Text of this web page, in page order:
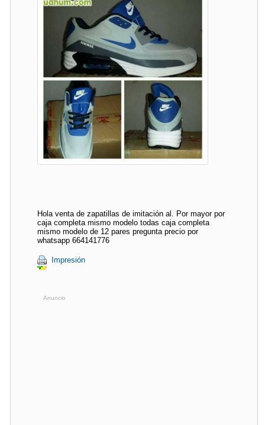
Hola venta de zapatillas de imitación al. Por mayor por
caja completa mismo modelo todas caja completa
mismo modelo de 12 pares pregunta precio por
whatsapp 664141776
Impresión
Anuncio